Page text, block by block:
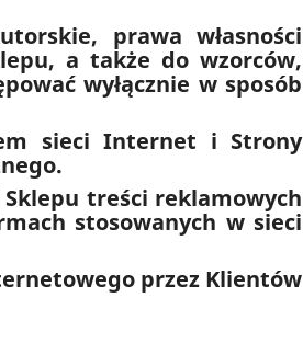
prawa własności
a także do wzorców,
wyłącznie w sposób
sieci Internet i Strony
treści reklamowych
stosowanych w sieci
przez Klientów